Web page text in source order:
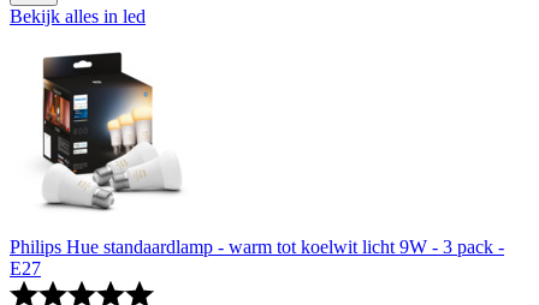
Bekijk alles in led
Philips Hue standaardlamp - warm tot koelwit licht 9W - 3 pack -
E27